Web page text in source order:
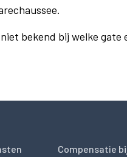
bekend bij welke gate
Compensatie